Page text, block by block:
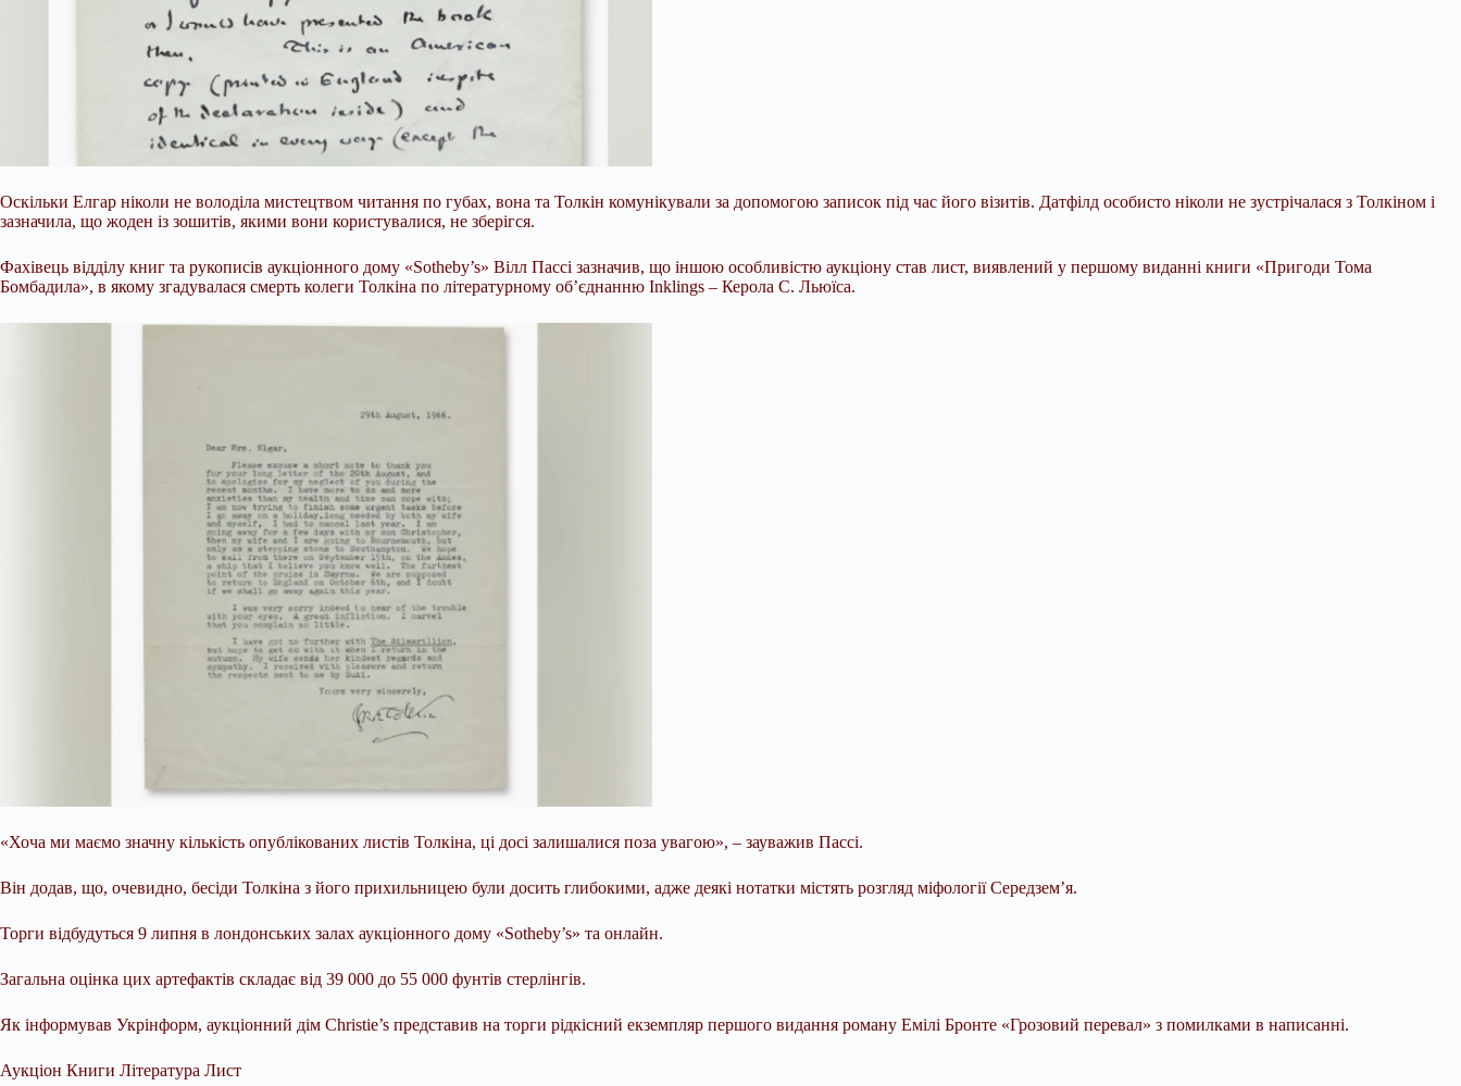
Оскільки Елгар ніколи не володіла мистецтвом читання по губах, вона та Толкін комунікували за допомогою записок під час його візитів. Датфілд особисто ніколи не зустрічалася з Толкіном і
зазначила, що жоден із зошитів, якими вони користувалися, не зберігся.
Фахівець відділу книг та рукописів аукціонного дому «Sotheby’s» Вілл Пассі зазначив, що іншою особливістю аукціону став лист, виявлений у першому виданні книги «Пригоди Тома
Бомбадила», в якому згадувалася смерть колеги Толкіна по літературному об’єднанню Inklings – Керола С. Льюїса.
«Хоча ми маємо значну кількість опублікованих листів Толкіна, ці досі залишалися поза увагою», – зауважив Пассі.
Він додав, що, очевидно, бесіди Толкіна з його прихильницею були досить глибокими, адже деякі нотатки містять розгляд міфології Середзем’я.
Торги відбудуться 9 липня в лондонських залах аукціонного дому «Sotheby’s» та онлайн.
Загальна оцінка цих артефактів складає від 39 000 до 55 000 фунтів стерлінгів.
Як інформував Укрінформ, аукціонний дім Christie’s представив на торги рідкісний екземпляр першого видання роману Емілі Бронте «Грозовий перевал» з помилками в написанні.
Аукціон Книги Література Лист